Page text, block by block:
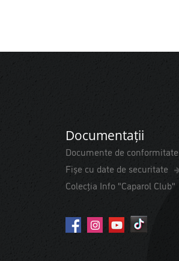
Documentații
Documente de conformitate
Fișe cu date de securitate
Colecția Info "Caparol Club"